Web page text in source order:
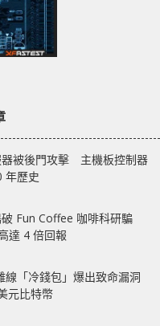
器被後門攻擊 主機板控制器
年歷史
Fun Coffee 咖啡科研騙
達 4 倍回報
線「冷錢包」爆出致命漏洞
元比特幣